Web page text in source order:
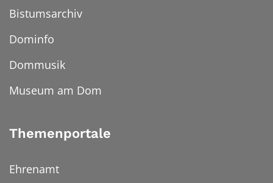
Bistumsarchiv
Dominfo
Dommusik
Museum am Dom
Themenportale
Ehrenamt